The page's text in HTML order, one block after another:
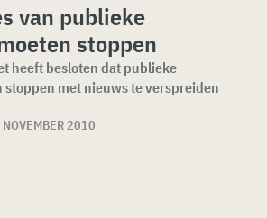
van publieke
stoppen
heeft besloten dat publieke
stoppen met nieuws te verspreiden
2010